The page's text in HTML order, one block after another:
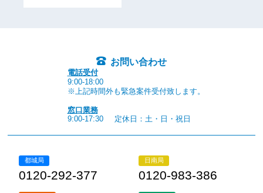
お問い合わせ
電話受付
9:00-18:00
※上記時間外も緊急案件受付致します。
窓口業務
9:00-17:30
定休日：土・日・祝日
都城局
0120-292-377
日南局
0120-983-386